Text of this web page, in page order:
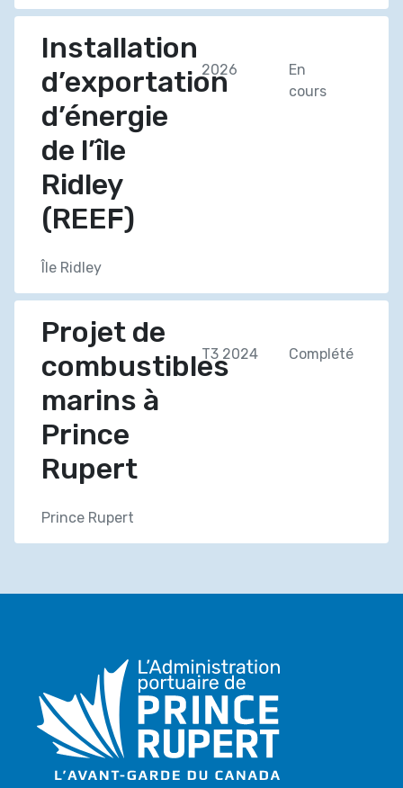
Installation
d’exportation
d’énergie
de l’île
Ridley
(REEF)
Île Ridley
2026
En
cours
Projet de
combustibles
marins à
Prince
Rupert
Prince Rupert
T3 2024 Complété